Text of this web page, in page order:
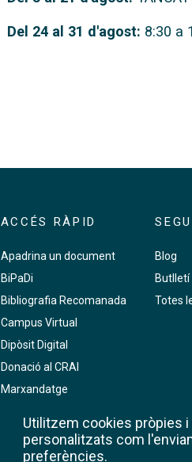
Del 24 al 31 d'agost: 8:30 a
ACCÉS RÀPID
Apadrina un document
BiPaDi
Bibliografia Recomanada
Campus Virtual
Dipòsit Digital
Donació al CRAI
Marxandatge
Premsa digital
RCUB
Blog
Butlletí
Totes
Utilitzem cookies pròpies
personalitzats com
preferències.